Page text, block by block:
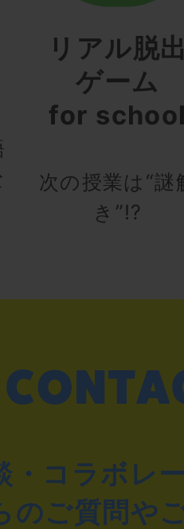
リアル脱
ゲーム
for
次の授業は“謎
き”!?
・コラボレ
のご質問や